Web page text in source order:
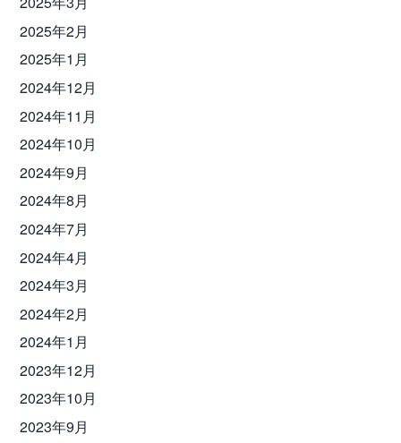
2025年2月
2025年1月
2024年12月
2024年11月
2024年10月
2024年9月
2024年8月
2024年7月
2024年4月
2024年3月
2024年2月
2024年1月
2023年12月
2023年10月
2023年9月